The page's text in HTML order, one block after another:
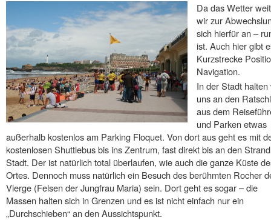
Da das Wetter
wir zur
sich hierfür an –
ist. Auch hier gibt
Kurzstrecke
Navigation.
In der Stadt halten
uns an den
aus dem
und Parken etwas
außerhalb kostenlos am Parking Floquet. Von dort aus geht es mit
kostenlosen Shuttlebus bis ins Zentrum, fast direkt bis an den
Stadt. Der ist natürlich total überlaufen, wie auch die ganze Küste
Ortes. Dennoch muss natürlich ein Besuch des berühmten Rocher
Vierge (Felsen der Jungfrau Maria) sein. Dort geht es sogar – die
Massen halten sich in Grenzen und es ist nicht einfach nur ein
„Durchschieben“ an den Aussichtspunkt.